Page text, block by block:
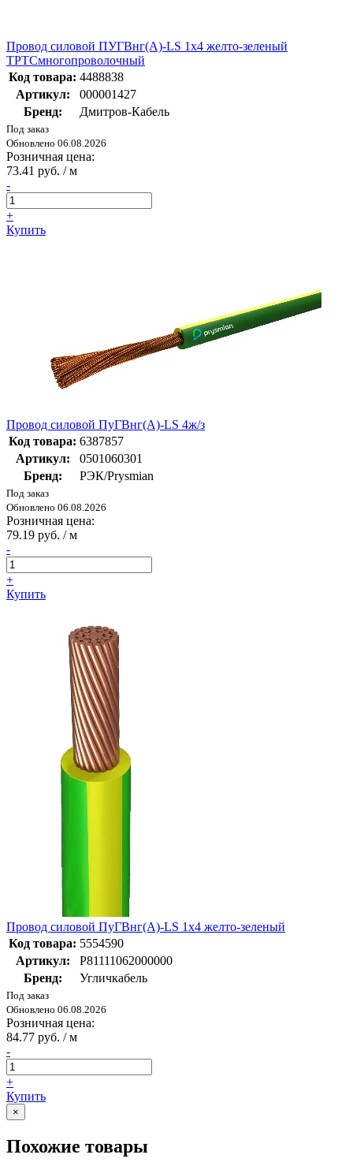
Провод силовой ПУГВнг(А)-LS 1х4 желто-зеленый
ТРТСмногопроволочный
Код товара: 4488838
Артикул:
000001427
Бренд:
Дмитров-Кабель
Под заказ
Обновлено 06.08.2026
Розничная цена:
73.41 руб. / м
-
+
Купить
Провод силовой ПуГВнг(А)-LS 4ж/з
Код товара: 6387857
Артикул:
0501060301
Бренд:
РЭК/Prysmian
Под заказ
Обновлено 06.08.2026
Розничная цена:
79.19 руб. / м
-
+
Купить
Провод силовой ПуГВнг(А)-LS 1х4 желто-зеленый
Код товара: 5554590
Артикул:
P81111062000000
Бренд:
Угличкабель
Под заказ
Обновлено 06.08.2026
Розничная цена:
84.77 руб. / м
-
+
Купить
×
Похожие товары